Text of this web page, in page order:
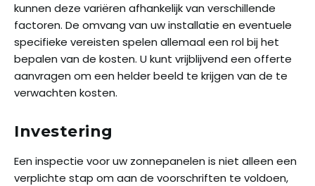
kunnen deze variëren afhankelijk van verschillende
factoren. De omvang van uw installatie en eventuele
specifieke vereisten spelen allemaal een rol bij het
bepalen van de kosten. U kunt vrijblijvend een offerte
aanvragen om een helder beeld te krijgen van de te
verwachten kosten.
Investering
Een inspectie voor uw zonnepanelen is niet alleen een
verplichte stap om aan de voorschriften te voldoen,